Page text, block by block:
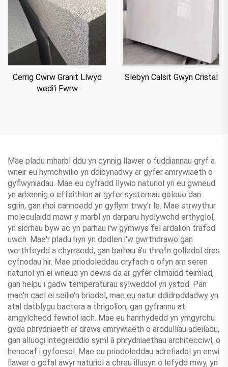
Cerrig Cwrw Granit Llwyd
wedi'i Fwrw
Slebyn Calsit Gwyn Cristal
Mae pladu mharbl ddu yn cynnig llawer o fuddiannau gryf a
wneir eu hymchwilio yn ddibynadwy ar gyfer amrywiaeth o
gyflwyniadau. Mae eu cyfradd llywio naturiol yn eu gwneud
yn arbennig o effeithlon ar gyfer systemau goleuo dan
sgrin, gan rhoi cannoedd yn gyflym trwy'r le. Mae strwythur
moleculaidd mawr y marbl yn darparu hydlywchd erthyglol,
yn sicrhau byw ac yn parhau i'w gymwys fel ardalion trafod
uwch. Mae'r pladu hyn yn dodlen i'w gwrthdrawo gan
werthfeydd a chyrraedd, gan barhau â'u threfn golledol dros
cyfnodau hir. Mae priodoleddau cryfach o ofyn am seren
naturiol yn ei wneud yn dewis da ar gyfer climaidd teimlad,
gan helpu i gadw temperaturau sylweddol yn ystod. Pan
mae'n cael ei seilio'n briodol, mae eu natur ddidroddadwy yn
atal datblygu bactera a thrigolion, gan gyfrannu at
amgylchedd fewnol iach. Mae eu hanrhydedd yn ymgyrchu
gyda phrydniaeth ar draws amrywiaeth o arddulliau adeiladu,
gan alluogi integreiddio syml â phrydniaethau architecciwl, o
henocaf i gyfoesol. Mae eu priodoleddau adrefiadol yn enwi
llawer o gofal awyr naturiol a chreu illusyn o lefydd mwy, yn